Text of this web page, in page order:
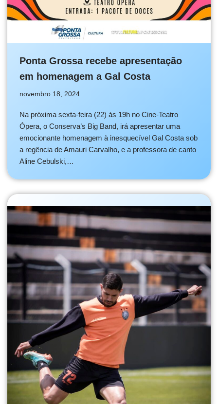
Ponta Grossa recebe apresentação
em homenagem a Gal Costa
novembro 18, 2024
Na próxima sexta-feira (22) às 19h no Cine-Teatro
Ópera, o Conserva’s Big Band, irá apresentar uma
emocionante homenagem à inesquecível Gal Costa sob
a regência de Amauri Carvalho, e a professora de canto
Aline Cebulski,…